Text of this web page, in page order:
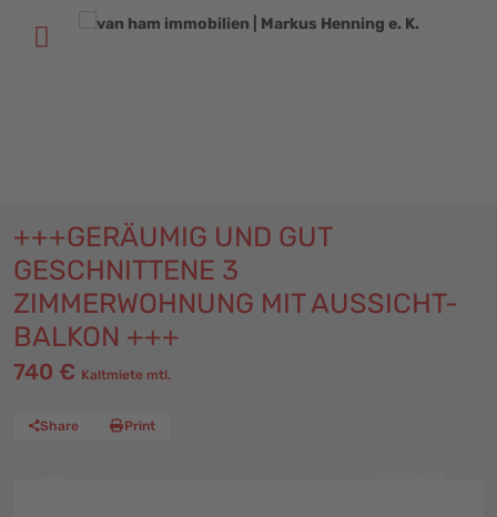
+++GERÄUMIG UND GUT
GESCHNITTENE 3
ZIMMERWOHNUNG MIT AUSSICHT-
BALKON +++
740 € Kaltmiete mtl.
Share Print